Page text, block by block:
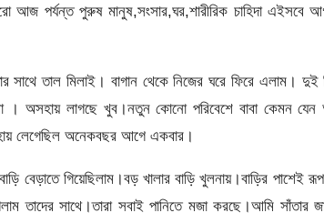
আজ পর্যন্ত পুরুষ মানুষ,সংসার,ঘর,শারীরিক চাহিদা এইসবে
সাথে তাল মিলাই। বাগান থেকে নিজের ঘরে ফিরে এলাম।
। অসহায় লাগছে খুব।নতুন কোনো পরিবেশে বাবা কেমন
লেগেছিল অনেকবছর আগে একবার।
বেড়াতে গিয়েছিলাম।বড় খালার বাড়ি খুলনায়।বাড়ির পাশেই
তাদের সাথে।তারা সবাই পানিতে মজা করছে।আমি সাঁতার